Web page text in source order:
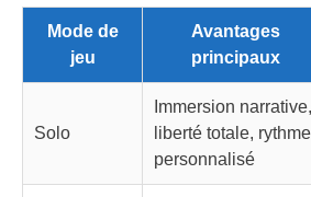
Mode de
jeu
Avantages
principaux
Solo
Immersion narrative,
liberté totale, rythme
personnalisé